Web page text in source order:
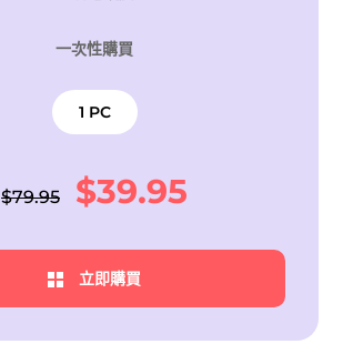
一次性購買
1 PC
$79.95 $39.95
立即購買